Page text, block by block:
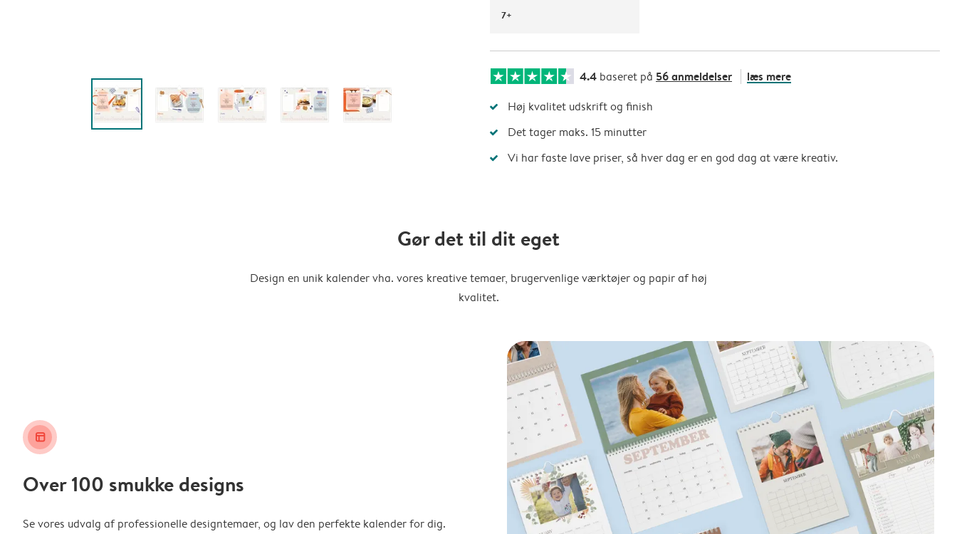
7+
4.4 baseret på 56 anmeldelser læs mere
Høj kvalitet udskrift og finish
Det tager maks. 15 minutter
Vi har faste lave priser, så hver dag er en god dag at være kreativ.
Gør det til dit eget
Design en unik kalender vha. vores kreative temaer, brugervenlige værktøjer og papir af høj
kvalitet.
layout_alt
Over 100 smukke designs
Se vores udvalg af professionelle designtemaer, og lav den perfekte kalender for dig.